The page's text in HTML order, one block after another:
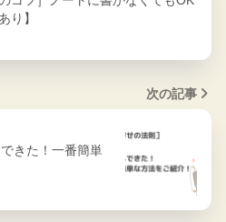
り】
次の記事
きた！一番簡単